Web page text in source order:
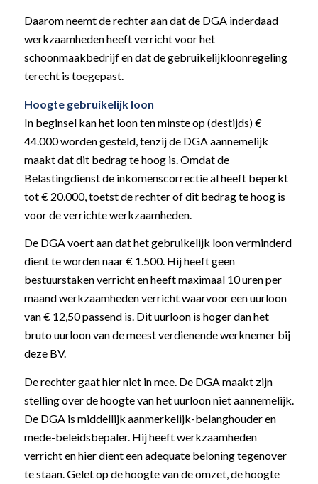
Daarom neemt de rechter aan dat de DGA inderdaad
werkzaamheden heeft verricht voor het
schoonmaakbedrijf en dat de gebruikelijkloonregeling
terecht is toegepast.
Hoogte gebruikelijk loon
In beginsel kan het loon ten minste op (destijds) €
44.000 worden gesteld, tenzij de DGA aannemelijk
maakt dat dit bedrag te hoog is. Omdat de
Belastingdienst de inkomenscorrectie al heeft beperkt
tot € 20.000, toetst de rechter of dit bedrag te hoog is
voor de verrichte werkzaamheden.
De DGA voert aan dat het gebruikelijk loon verminderd
dient te worden naar € 1.500. Hij heeft geen
bestuurstaken verricht en heeft maximaal 10 uren per
maand werkzaamheden verricht waarvoor een uurloon
van € 12,50 passend is. Dit uurloon is hoger dan het
bruto uurloon van de meest verdienende werknemer bij
deze BV.
De rechter gaat hier niet in mee. De DGA maakt zijn
stelling over de hoogte van het uurloon niet aannemelijk.
De DGA is middellijk aanmerkelijk-belanghouder en
mede-beleidsbepaler. Hij heeft werkzaamheden
verricht en hier dient een adequate beloning tegenover
te staan. Gelet op de hoogte van de omzet, de hoogte